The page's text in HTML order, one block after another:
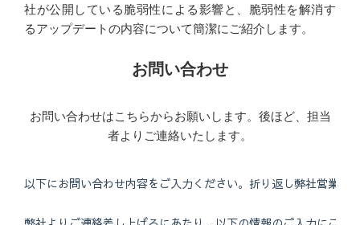
社が公開している脆弱性による影響と、脆弱性を解消す
るアップデートの内容について簡潔にご紹介します。
お問い合わせ
お問い合わせはこちらからお願いします。後ほど、担当
者よりご連絡いたします。